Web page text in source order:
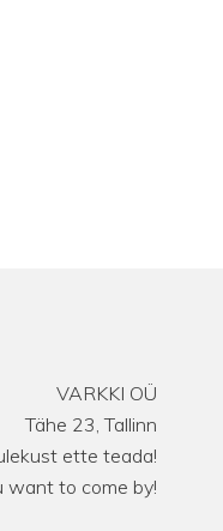
VARKKI OÜ
Tähe 23, Tallinn
ette teada!
want to come by!